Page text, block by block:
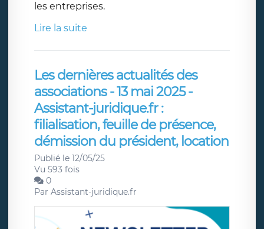
les entreprises.
Lire la suite
Les dernières actualités des
associations - 13 mai 2025 -
Assistant-juridique.fr :
filialisation, feuille de présence,
démission du président, location
Publié le 12/05/25
Vu 593 fois
0
Par Assistant-juridique.fr